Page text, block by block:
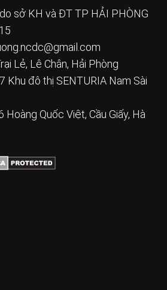
sở KH và ĐT TP HẢI PHÒNG
Lẻ, Lê Chân, Hải Phòng
Khu đô thị SENTURIA Nam Sài
Hoàng Quốc Việt, Cầu Giấy, Hà